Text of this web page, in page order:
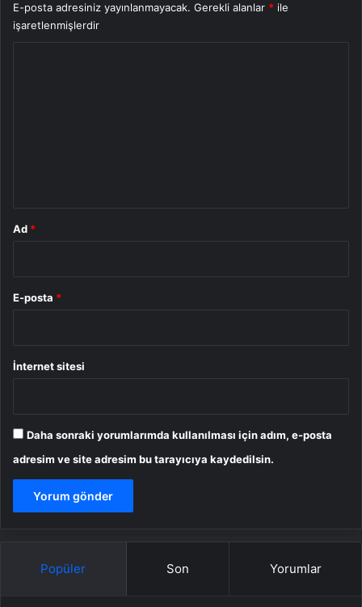
E-posta adresiniz yayınlanmayacak. Gerekli alanlar * ile
işaretlenmişlerdir
Ad *
E-posta *
İnternet sitesi
Daha sonraki yorumlarımda kullanılması için adım, e-posta
adresim ve site adresim bu tarayıcıya kaydedilsin.
Popüler Son Yorumlar